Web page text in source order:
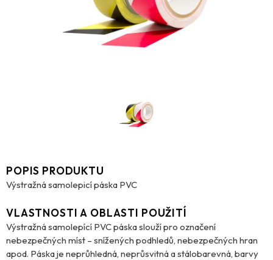
POPIS PRODUKTU
Výstražná samolepicí páska PVC
VLASTNOSTI A OBLASTI POUŽITÍ
Výstražná samolepící PVC páska slouží pro označení
nebezpečných míst – snížených podhledů, nebezpečných hran
apod. Páska je neprůhledná, neprůsvitná a stálobarevná, barvy